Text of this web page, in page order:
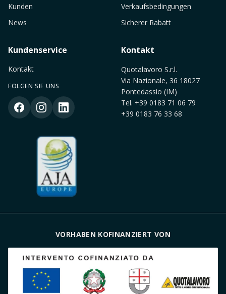
Kunden
News
Verkaufsbedingungen
Sicherer Rabatt
Kundenservice
Kontakt
FOLGEN SIE UNS
Kontakt
Quotalavoro S.r.l.
Via Nazionale, 36 18027
Pontedassio (IM)
Tel. +39 0183 71 06 79
+39 0183 76 33 68
VORHABEN KOFINANZIERT VON